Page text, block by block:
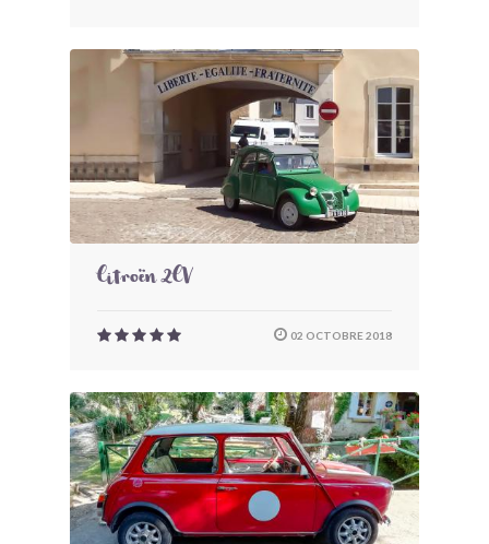
Citroën 2CV
02 OCTOBRE 2018